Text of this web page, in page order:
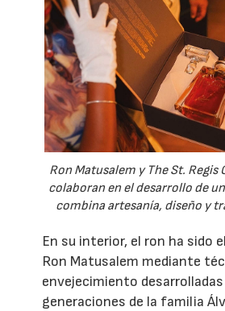
Ron Matusalem y The St. Regis
colaboran en el desarrollo de
combina artesanía, diseño y
En su interior, el ron ha sido
Ron Matusalem mediante
envejecimiento
generaciones de la familia